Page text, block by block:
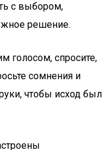
с выбором,
решение.
голосом, спросите,
сомнения и
чтобы исход был